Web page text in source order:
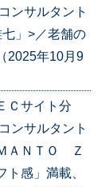
ンサルタント
」>／老舗の
2025年10月9
Ｃサイト分
ンサルタント
ＡＮＴＯ Ｚ
ト感」満載、